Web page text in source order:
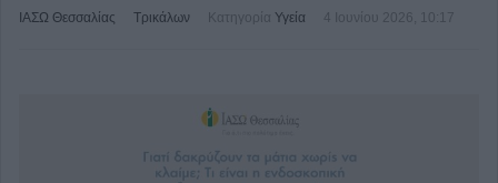
ΙΑΣΩ Θεσσαλίας Τρικάλων Κατηγορία Υγεία 4 Ιουνίου 2026, 10:17